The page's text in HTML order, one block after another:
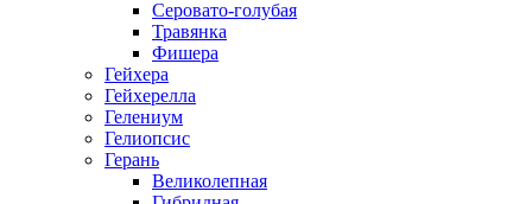
Серовато-голубая
Травянка
Фишера
Гейхера
Гейхерелла
Гелениум
Гелиопсис
Герань
Великолепная